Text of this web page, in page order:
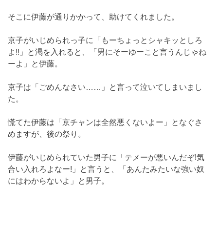
そこに伊藤が通りかかって、助けてくれました。
京子がいじめられっ子に「もーちょっとシャキッとしろ
よ!!」と渇を入れると、「男にそーゆーこと言うんじゃね
ーよ」と伊藤。
京子は「ごめんなさい……」と言って泣いてしまいまし
た。
慌てた伊藤は「京チャンは全然悪くないよー」となぐさ
めますが、後の祭り。
伊藤がいじめられていた男子に「テメーが悪いんだぞ!気
合い入れろよなー!」と言うと、「あんたみたいな強い奴
にはわからないよ」と男子。